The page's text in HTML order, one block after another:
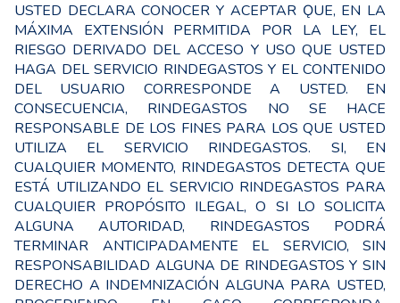
USTED DECLARA CONOCER Y ACEPTAR ǪUE, EN LA
MÁXIMA EXTENSIÓN PERMITIDA POR LA LEY, EL
RIESGO DERIVADO DEL ACCESO Y USO QUE USTED
HAGA DEL SERVICIO RINDEGASTOS Y EL CONTENIDO
DEL USUARIO CORRESPONDE A USTED. EN
CONSECUENCIA, RINDEGASTOS NO SE HACE
RESPONSABLE DE LOS FINES PARA LOS QUE USTED
UTILIZA EL SERVICIO RINDEGASTOS. SI, EN
CUALQUIER MOMENTO, RINDEGASTOS DETECTA QUE
ESTÁ UTILIZANDO EL SERVICIO RINDEGASTOS PARA
CUALQUIER PROPÓSITO ILEGAL, O SI LO SOLICITA
ALGUNA AUTORIDAD, RINDEGASTOS PODRÁ
TERMINAR ANTICIPADAMENTE EL SERVICIO, SIN
RESPONSABILIDAD ALGUNA DE RINDEGASTOS Y SIN
DERECHO A INDEMNIZACIÓN ALGUNA PARA USTED,